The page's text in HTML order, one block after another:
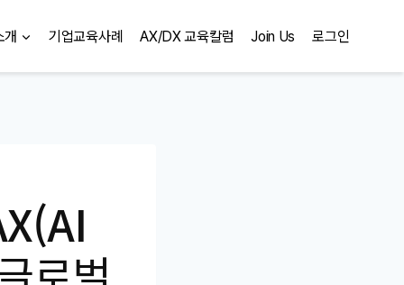
개 기업교육사례 AX/DX 교육칼럼 Join Us 로그인